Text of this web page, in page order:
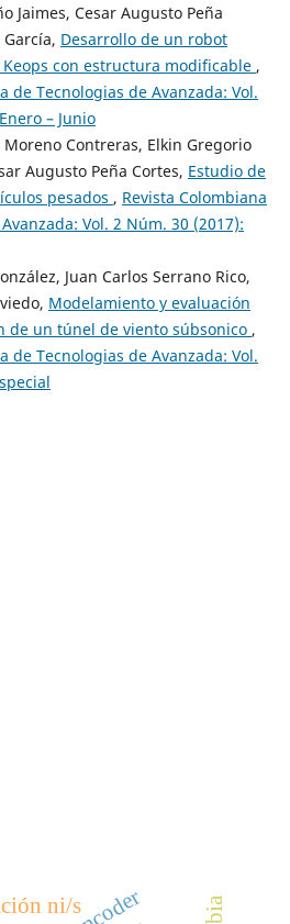
Jaimes, Cesar Augusto Peña
Desarrollo de un robot
con estructura modificable ,
de Tecnologias de Avanzada: Vol.
– Junio
Contreras, Elkin Gregorio
Augusto Peña Cortes, Estudio de
pesados , Revista Colombiana
Vol. 2 Núm. 30 (2017):
Juan Carlos Serrano Rico,
Modelamiento y evaluación
de un túnel de viento súbsonico ,
de Tecnologias de Avanzada: Vol.
ni/s